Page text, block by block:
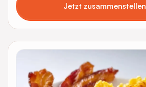
Jetzt zusammenstellen